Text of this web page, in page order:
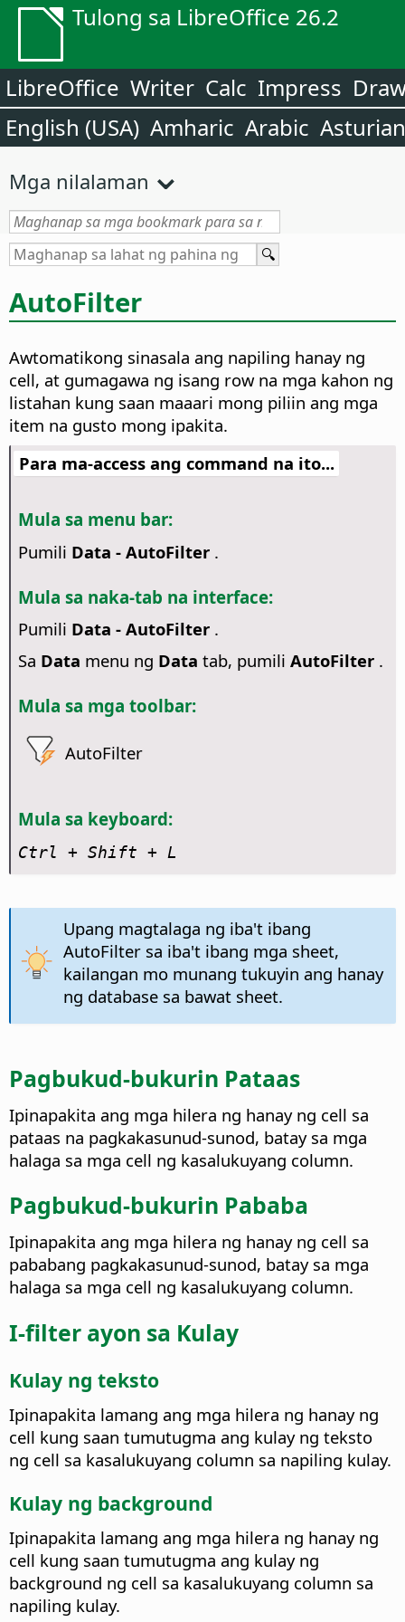
Tulong sa LibreOffice 26.2
LibreOffice Writer Calc Impress
English (USA) Amharic Arabic Asturian
Mga nilalaman
AutoFilter
Awtomatikong sinasala ang napiling hanay ng
cell, at gumagawa ng isang row na mga kahon ng
listahan kung saan maaari mong piliin ang mga
item na gusto mong ipakita.
Para ma-access ang command na ito...
Mula sa menu bar:
Pumili Data - AutoFilter.
Mula sa naka-tab na interface:
Pumili Data - AutoFilter.
Sa Data menu ng Data tab, pumili AutoFilter.
Mula sa mga toolbar:
AutoFilter
Mula sa keyboard:
Ctrl + Shift + L
Upang magtalaga ng iba't ibang
AutoFilter sa iba't ibang mga sheet,
kailangan mo munang tukuyin ang hanay
ng database sa bawat sheet.
Pagbukud-bukurin Pataas
Ipinapakita ang mga hilera ng hanay ng cell sa
pataas na pagkakasunud-sunod, batay sa mga
halaga sa mga cell ng kasalukuyang column.
Pagbukud-bukurin Pababa
Ipinapakita ang mga hilera ng hanay ng cell sa
pababang pagkakasunud-sunod, batay sa mga
halaga sa mga cell ng kasalukuyang column.
I-filter ayon sa Kulay
Kulay ng teksto
Ipinapakita lamang ang mga hilera ng hanay ng
cell kung saan tumutugma ang kulay ng teksto
ng cell sa kasalukuyang column sa napiling kulay.
Kulay ng background
Ipinapakita lamang ang mga hilera ng hanay ng
cell kung saan tumutugma ang kulay ng
background ng cell sa kasalukuyang column sa
napiling kulay.